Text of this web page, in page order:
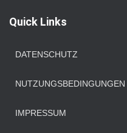
n
Quick Links
DATENSCHUTZ
NUTZUNGSBEDINGUNGEN
IMPRESSUM